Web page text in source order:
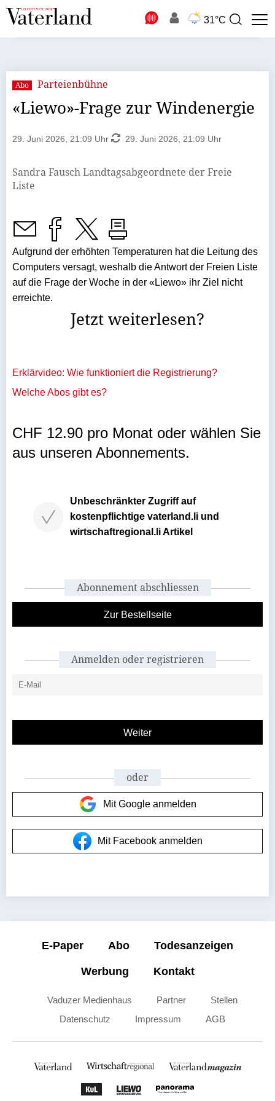
31°C
Suchbegriff
Suche
Abo Parteienbühne
«Liewo»-Frage zur Windenergie
29. Juni 2026, 21:09 Uhr 29. Juni 2026, 21:09 Uhr
Sandra Fausch Landtagsabgeordnete der Freie
Liste
Aufgrund der erhöhten Temperaturen hat die Leitung des
Computers versagt, weshalb die Ant­wort der Freien Liste
auf die Frage der Woche in der «Liewo» ihr Ziel nicht
erreichte.
Jetzt weiterlesen?
Erklärvideo: Wie funktioniert die Registrierung?
Welche Abos gibt es?
CHF 12.90 pro Monat oder wählen Sie
aus unseren Abonnements.
Unbeschränkter Zugriff auf
kostenpflichtige vaterland.li und
wirtschaftregional.li Artikel
Abonnement abschliessen
Zur Bestellseite
Anmelden oder registrieren
oder
Mit Google anmelden
Mit Facebook anmelden
E-Paper Abo Todesanzeigen
Werbung Kontakt
Vaduzer Medienhaus Partner
Stellen
Datenschutz
Impressum AGB